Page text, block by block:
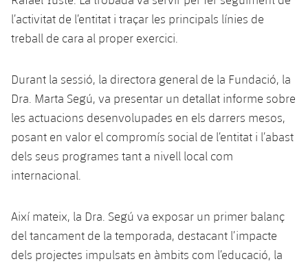
l’activitat de l’entitat i traçar les principals línies de
treball de cara al proper exercici.
Durant la sessió, la directora general de la Fundació, la
Dra. Marta Segú, va presentar un detallat informe sobre
les actuacions desenvolupades en els darrers mesos,
posant en valor el compromís social de l’entitat i l’abast
dels seus programes tant a nivell local com
internacional.
Així mateix, la Dra. Segú va exposar un primer balanç
del tancament de la temporada, destacant l’impacte
dels projectes impulsats en àmbits com l’educació, la